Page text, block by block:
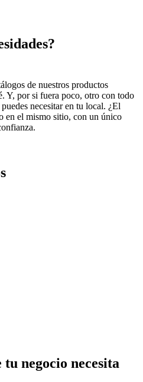
de nuestros productos
Y, por si fuera poco, otro con todo
necesitar en tu local. ¿El
en el mismo sitio, con un único
negocio necesita